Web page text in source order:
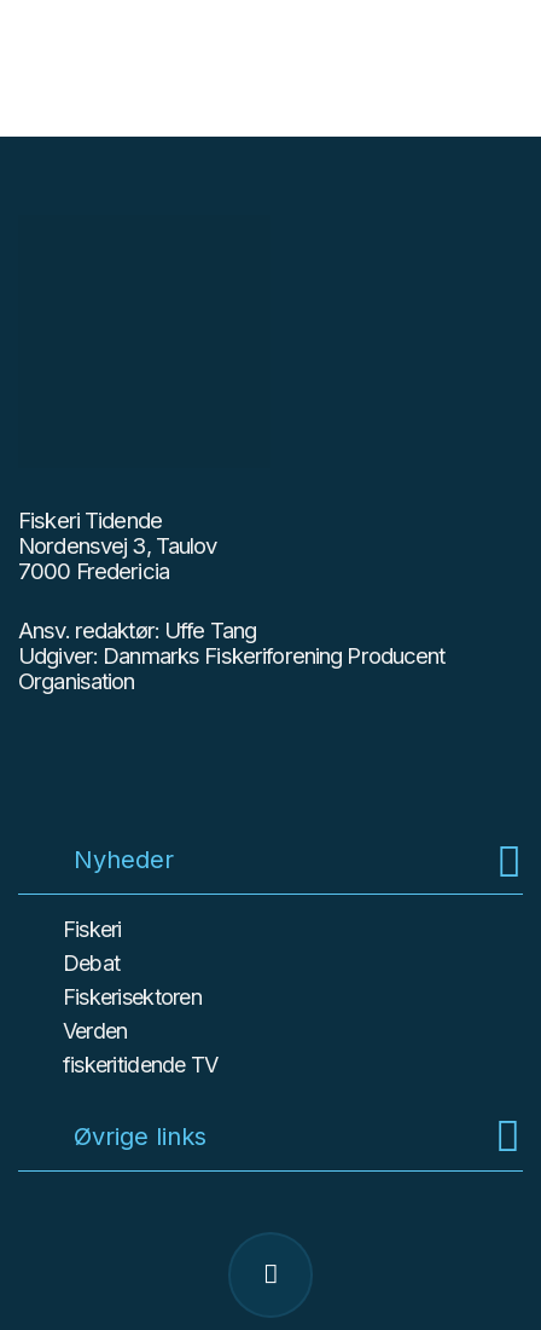
Fiskeri Tidende
Nordensvej 3, Taulov
7000 Fredericia
Ansv. redaktør: Uffe Tang
Udgiver: Danmarks Fiskeriforening Producent
Organisation
Nyheder
Fiskeri
Debat
Fiskerisektoren
Verden
fiskeritidende TV
Øvrige links